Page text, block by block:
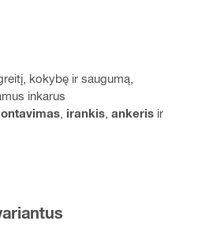
kokybę ir saugumą,
inkarus
irankis ankeris ir